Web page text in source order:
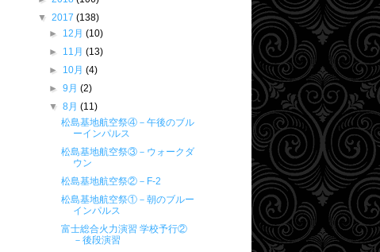
▼ 2017 (138)
► 12月(10)
► 11月(13)
► 10月(4)
►9月(2)
▼8月(11)
松島基地航空祭④－午後のブル
ーインパルス
松島基地航空祭③－ウォークダ
ウン
松島基地航空祭②－F-2
松島基地航空祭①－朝のブルー
インパルス
富士総合火力演習 学校予行②
－後段演習